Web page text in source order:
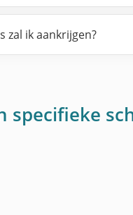
zal ik aankrijgen?
specifieke